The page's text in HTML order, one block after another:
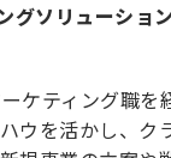
グソリューショ
ケティング職を
ウを活かし、ク